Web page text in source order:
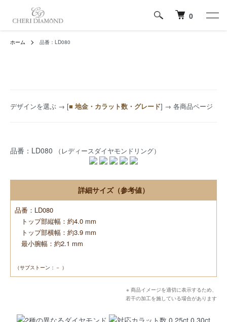
0
ホーム 品番：LD080
デザインを選ぶ → [■ 地金・カラット数・グレード] → 各商品ページ
品番：LD080 （レディースダイヤモンドリング）
詳細サイズ（参考値）
品番：LD080
トップ部縦幅：約4.0 mm
トップ部横幅：約3.9 mm
最小腕幅：約2.1 mm
（サブストーン：－ ）
※ 商品イメージを適切に表示するため、
若干の加工を施している場合があります